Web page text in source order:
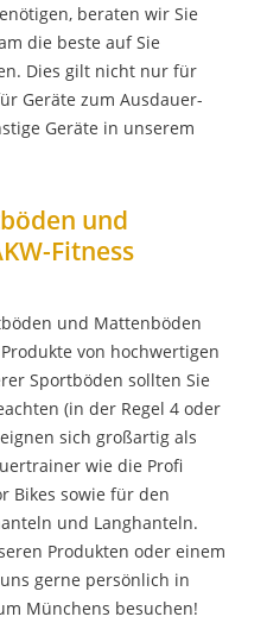
beraten wir Sie
die beste auf Sie
Dies gilt nicht nur für
Geräte zum Ausdauer-
Geräte in unserem
und
Fitness
und Mattenböden
von hochwertigen
Sportböden sollten Sie
(in der Regel 4 oder
sich großartig als
wie die Profi
Bikes sowie für den
und Langhanteln.
Produkten oder einem
gerne persönlich in
Münchens besuchen!